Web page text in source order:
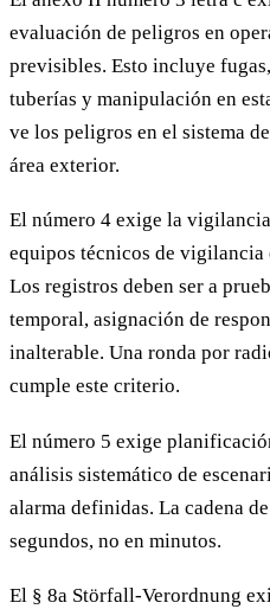
evaluación de peligros en
previsibles. Esto incluye
tuberías y manipulación en
ve los peligros en el sistema
área exterior.
El número 4 exige la
equipos técnicos de
Los registros deben ser a
temporal, asignación de
inalterable. Una ronda por
cumple este criterio.
El número 5 exige
análisis sistemático de
alarma definidas. La cadena
segundos, no en minutos.
El § 8a Störfall-Verordnung